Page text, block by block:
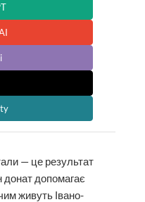
— це результат
донат допомагає
живуть Івано-